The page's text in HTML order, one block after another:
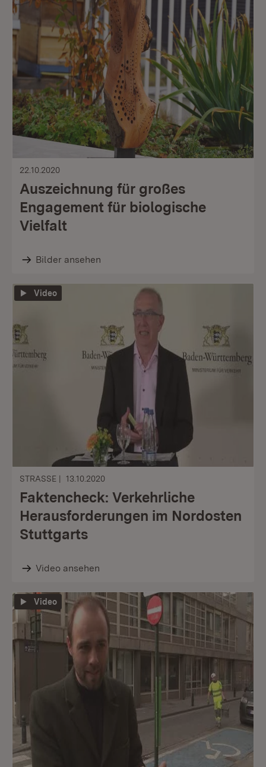
22.10.2020
Auszeichnung für großes
Engagement für biologische
Vielfalt
Bilder ansehen
Video
STRASSE 13.10.2020
Faktencheck: Verkehrliche
Herausforderungen im Nordosten
Stuttgarts
Video ansehen
Video